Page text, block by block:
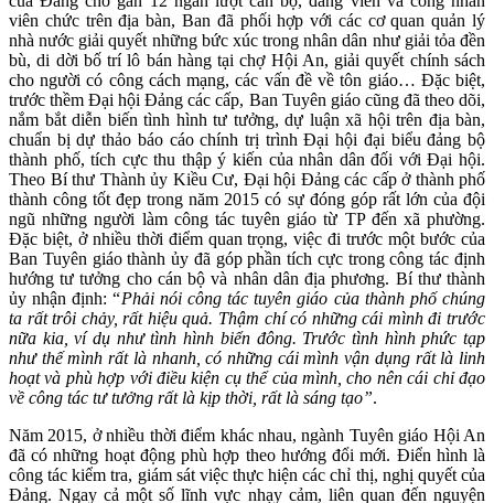
viên chức trên địa bàn, Ban đã phối hợp với các cơ quan quản lý
nhà nước giải quyết những bức xúc trong nhân dân như giải tỏa đền
bù, di dời bố trí lô bán hàng tại chợ Hội An, giải quyết chính sách
cho người có công cách mạng, các vấn đề về tôn giáo… Đặc biệt,
trước thềm Đại hội Đảng các cấp, Ban Tuyên giáo cũng đã theo dõi,
nắm bắt diễn biến tình hình tư tưởng, dự luận xã hội trên địa bàn,
chuẩn bị dự thảo báo cáo chính trị trình Đại hội đại biểu đảng bộ
thành phố, tích cực thu thập ý kiến của nhân dân đối với Đại hội.
Theo Bí thư Thành ủy Kiều Cư, Đại hội Đảng các cấp ở thành phố
thành công tốt đẹp trong năm 2015 có sự đóng góp rất lớn của đội
ngũ những người làm công tác tuyên giáo từ TP đến xã phường.
Đặc biệt, ở nhiều thời điểm quan trọng, việc đi trước một bước của
Ban Tuyên giáo thành ủy đã góp phần tích cực trong công tác định
hướng tư tưởng cho cán bộ và nhân dân địa phương. Bí thư thành
ủy nhận định: “Phải nói công tác tuyên giáo của thành phố chúng
ta rất trôi chảy, rất hiệu quả. Thậm chí có những cái mình đi trước
nữa kia, ví dụ như tình hình biển đông. Trước tình hình phức tạp
như thế mình rất là nhanh, có những cái mình vận dụng rất là linh
hoạt và phù hợp với điều kiện cụ thể của mình, cho nên cái chỉ đạo
về công tác tư tưởng rất là kịp thời, rất là sáng tạo”.
Năm 2015, ở nhiều thời điểm khác nhau, ngành Tuyên giáo Hội An
đã có những hoạt động phù hợp theo hướng đổi mới. Điển hình là
công tác kiểm tra, giám sát việc thực hiện các chỉ thị, nghị quyết của
Đảng. Ngay cả một số lĩnh vực nhạy cảm, liên quan đến nguyện